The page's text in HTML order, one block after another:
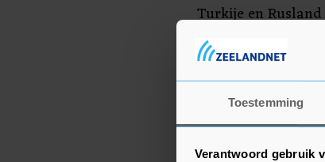
Toestemming
Verantwoord gebruik
Turkije en
ooit bij een
Ankara begon
campagne tegen
Syrische
heroveren.